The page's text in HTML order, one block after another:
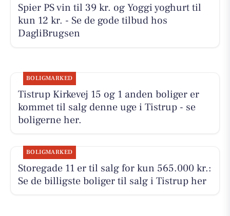
Spier PS vin til 39 kr. og Yoggi yoghurt til
kun 12 kr. - Se de gode tilbud hos
DagliBrugsen
BOLIGMARKED
Tistrup Kirkevej 15 og 1 anden boliger er
kommet til salg denne uge i Tistrup - se
boligerne her.
BOLIGMARKED
Storegade 11 er til salg for kun 565.000 kr.:
Se de billigste boliger til salg i Tistrup her